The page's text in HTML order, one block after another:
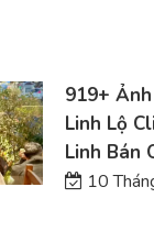
919+
Linh Lộ
Linh Bán
10